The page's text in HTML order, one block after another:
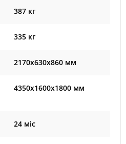
387 кг
335 кг
2170х630х860 мм
4350x1600x1800 мм
24 міс